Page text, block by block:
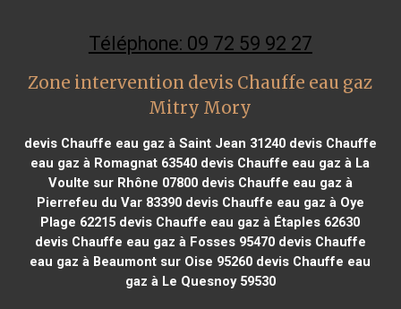
Téléphone: 09 72 59 92 27
Zone intervention devis Chauffe eau gaz
Mitry Mory
devis Chauffe eau gaz à Saint Jean 31240devis Chauffe
eau gaz à Romagnat 63540 devis Chauffe eau gaz à La
Voulte sur Rhône 07800devis Chauffe eau gaz à
Pierrefeu du Var 83390devis Chauffe eau gaz à Oye
Plage 62215 devis Chauffe eau gaz à Étaples 62630
devis Chauffe eau gaz à Fosses 95470devis Chauffe
eau gaz à Beaumont sur Oise 95260 devis Chauffe eau
gaz à Le Quesnoy 59530